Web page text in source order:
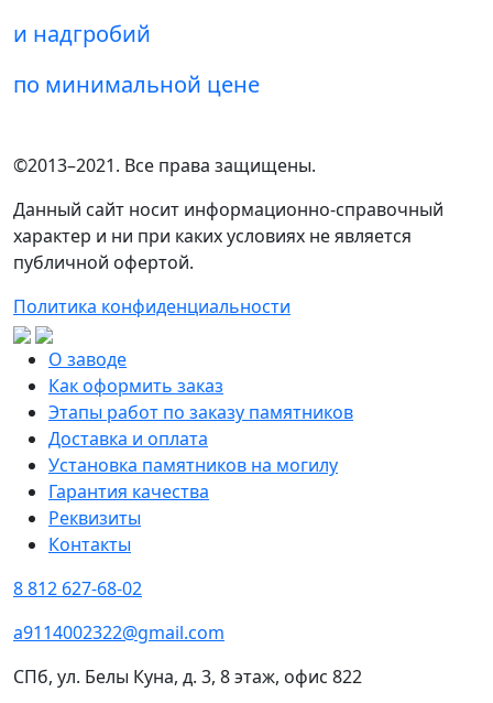
и надгробий
по минимальной цене
©2013–2021. Все права защищены.
Данный сайт носит информационно-справочный
характер и ни при каких условиях не является
публичной офертой.
Политика конфиденциальности
О заводе
Как оформить заказ
Этапы работ по заказу памятников
Доставка и оплата
Установка памятников на могилу
Гарантия качества
Реквизиты
Контакты
8 812 627-68-02
a9114002322@gmail.com
СПб, ул. Белы Куна, д. 3, 8 этаж, офис 822